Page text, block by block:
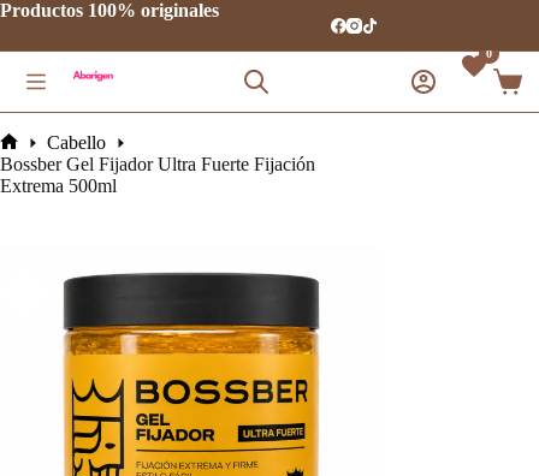
Saltar
contenido
Productos 100% originales
0
Carro
de
Inicio
Cabello
Bossber Gel Fijador Ultra Fuerte Fijación
Extrema 500ml